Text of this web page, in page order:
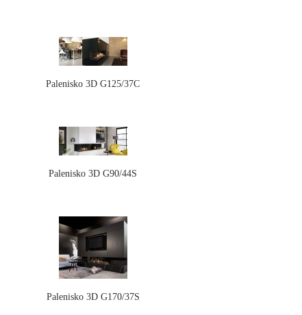
Palenisko 3D G125/37C
Palenisko 3D G90/44S
Palenisko 3D G170/37S